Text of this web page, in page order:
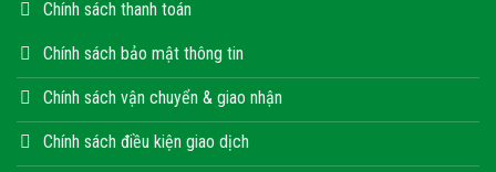
Chính sách thanh toán
Chính sách bảo mật thông tin
Chính sách vận chuyển & giao nhận
Chính sách điều kiện giao dịch